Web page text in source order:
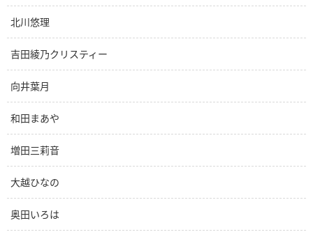
北川悠理
吉田綾乃クリスティー
向井葉月
和田まあや
増田三莉音
大越ひなの
奥田いろは